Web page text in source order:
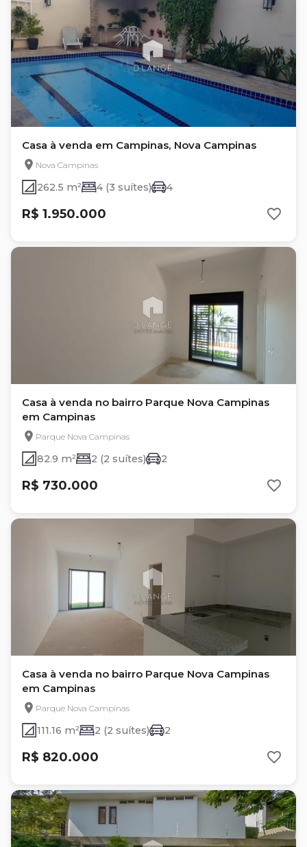
Casa à venda em Campinas, Nova Campinas
Nova Campinas
262.5 m² 4 (3 suítes) 4
R$ 1.950.000
Casa à venda no bairro Parque Nova Campinas
em Campinas
Parque Nova Campinas
82.9 m² 2 (2 suítes) 2
R$ 730.000
Casa à venda no bairro Parque Nova Campinas
em Campinas
Parque Nova Campinas
111.16 m² 2 (2 suítes) 2
R$ 820.000